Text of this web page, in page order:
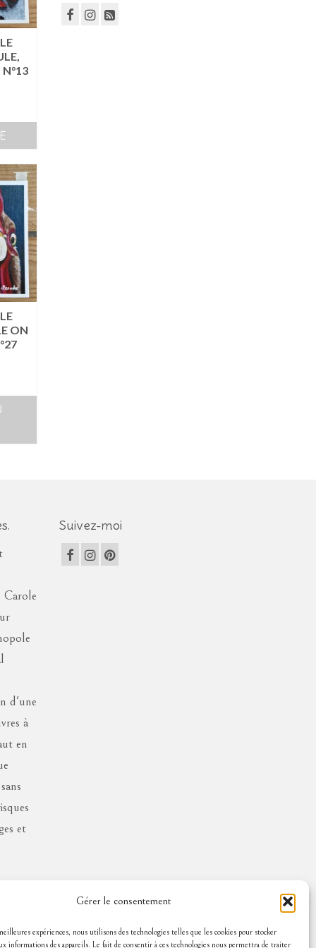
Gérer le consentement
expériences, nous utilisons des technologies telles que les cookies pour stocker
informations des appareils. Le fait de consentir à ces technologies nous permettra de traiter
N°13
ON
Carole
d'une
à
en
et
Suivez-moi